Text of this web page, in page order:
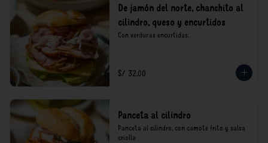
De jamón del norte, chanchito al
cilindro, queso y encurtidos
Con verduras encurtidas.
S/ 32.00
Panceta al cilindro
Panceta al cilindro, con camote frito y salsa
criolla